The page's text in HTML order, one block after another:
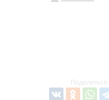
Поделиться: